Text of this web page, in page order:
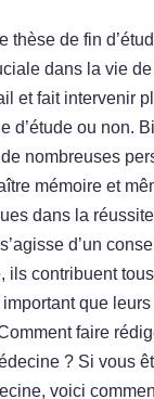
thèse de fin
dans la vie
et fait intervenir
d’étude ou non.
nombreuses
mémoire et
dans la
d’un
ils contribuent
que
faire
? Si vous
voici